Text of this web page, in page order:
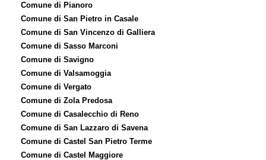
Comune di Pianoro
Comune di San Pietro in Casale
Comune di San Vincenzo di Galliera
Comune di Sasso Marconi
Comune di Savigno
Comune di Valsamoggia
Comune di Vergato
Comune di Zola Predosa
Comune di Casalecchio di Reno
Comune di San Lazzaro di Savena
Comune di Castel San Pietro Terme
Comune di Castel Maggiore